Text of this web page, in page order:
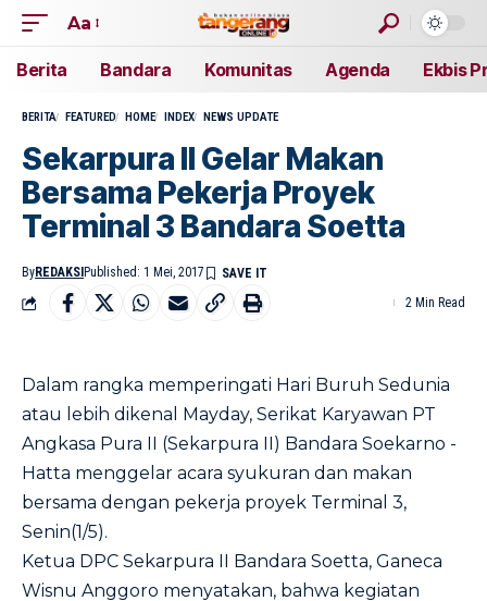
Aa
Berita Bandara Komunitas Agenda Ekbis
BERITA FEATURED HOME INDEX NEWS UPDATE
Sekarpura II Gelar Makan
Bersama Pekerja Proyek
Terminal 3 Bandara Soetta
ByREDAKSI Published: 1 Mei, 2017
2 Min Read
Dalam rangka memperingati Hari Buruh Sedunia
atau lebih dikenal Mayday, Serikat Karyawan PT
Angkasa Pura II (Sekarpura II) Bandara Soekarno -
Hatta menggelar acara syukuran dan makan
bersama dengan pekerja proyek Terminal 3,
Senin(1/5).
Ketua DPC Sekarpura II Bandara Soetta, Ganeca
Wisnu Anggoro menyatakan, bahwa kegiatan